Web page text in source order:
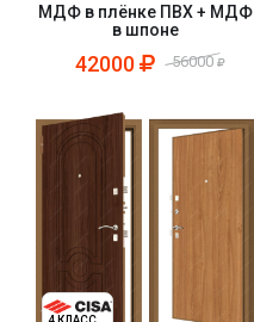
МДФ в плёнке ПВХ + МДФ
в шпоне
42000 56000